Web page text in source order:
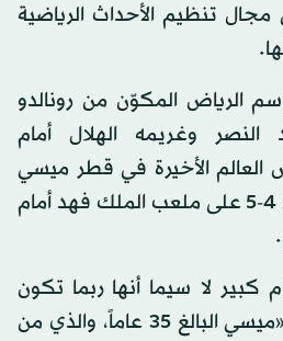
تنظيم الأحداث الرياضية
الرياض المكوّن من رونالدو
النصر وغريمه الهلال أمام
العالم الأخيرة في قطر ميسي
ورفاقه في سان جيرمان 4-5 على ملعب الملك فهد أمام
كبير لا سيما أنها ربما تكون
الأخيرة بين أسطورتين «ميسي البالغ 35 عاماً، والذي من